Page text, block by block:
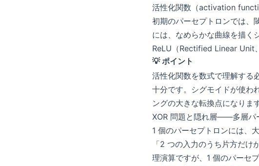
活性化関数（activation
初期のパーセプトロンでは、
には、なめらかな曲線を描く
ReLU（Rectified Linear Unit
💡 ポイント
活性化関数を数式で理解する
十分です。シグモイドが使わ
ングの大きな転換点になります
XOR 問題と隠れ層——多層パ
1 個のパーセプトロンには、
「2 つの入力のうち片方だ
理演算ですが、1 個のパーセ